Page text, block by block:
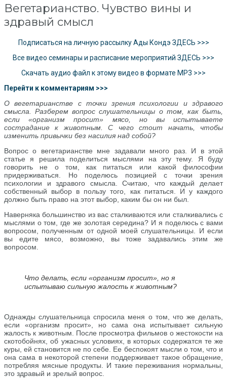
Вегетарианство. Чувство вины и
здравый смысл
Подписаться на личную рассылку Ады Кондэ ЗДЕСЬ >>>
Все видео семинары и расписание мероприятий ЗДЕСЬ >>>
Скачать аудио файл к этому видео в формате MP3 >>>
Перейти к комментариям >>>
О вегетарианстве с точки зрения психологии и здравого
смысла. Разберем вопрос слушательницы о том, как быть,
если «организм просит» мясо, но вы испытываете
сострадание к животным. С чего стоит начать, чтобы
изменить привычки без насилия над собой?
Вопрос о вегетарианстве мне задавали много раз. И в этой
статье я решила поделиться мыслями на эту тему. Я буду
говорить не о том, как питаться или какой философии
придерживаться. Но поделюсь позицией с точки зрения
психологии и здравого смысла. Считаю, что каждый делает
собственный выбор в пользу того, как питаться. И у каждого
должно быть право на этот выбор, каким бы он ни был.
Наверняка большинство из вас сталкиваются или сталкивались с
мыслями о том, где же золотая середина? И я поделюсь с вами
вопросом, полученным от одной моей слушательницы. И если
вы едите мясо, возможно, вы тоже задавались этим же
вопросом.
Что делать, если «организм просит», но я
испытываю сильную жалость к животным?
Однажды слушательница спросила меня о том, что же делать,
если «организм просит», но сама она испытывает сильную
жалость к животным. После просмотра фильмов о жестокости на
скотобойнях, об ужасных условиях, в которых содержатся те же
куры, ей становится не по себе. Ее беспокоят мысли о том, что и
она сама в некоторой степени поддерживает такое обращение,
потребляя мясные продукты. И такие переживания нормальны,
это здравый и зрелый вопрос.